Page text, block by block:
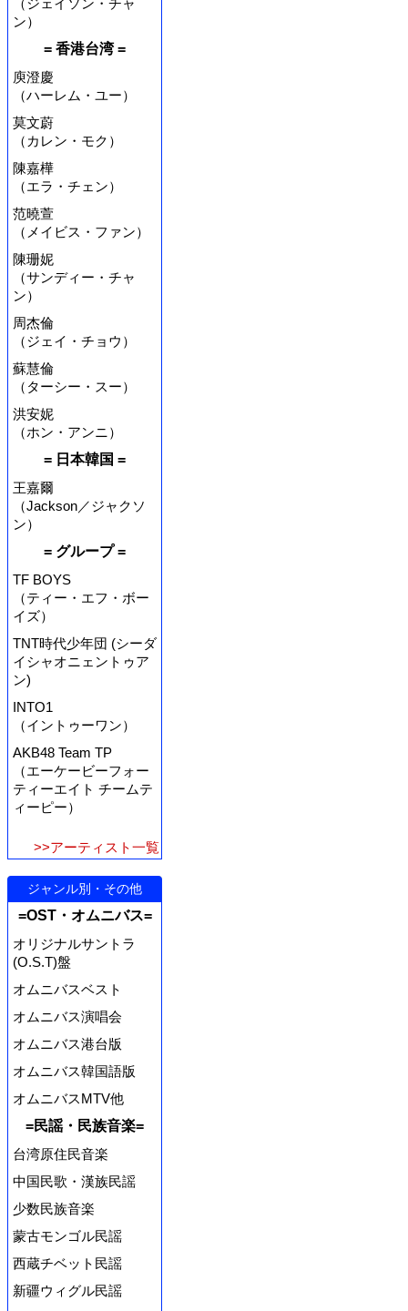
（ジェイソン・チャ
ン）
= 香港台湾 =
庾澄慶
（ハーレム・ユー）
莫文蔚
（カレン・モク）
陳嘉樺
（エラ・チェン）
范曉萱
（メイビス・ファン）
陳珊妮
（サンディー・チャ
ン）
周杰倫
（ジェイ・チョウ）
蘇慧倫
（ターシー・スー）
洪安妮
（ホン・アンニ）
= 日本韓国 =
王嘉爾
（Jackson／ジャクソ
ン）
= グループ =
TF BOYS
（ティー・エフ・ボー
イズ）
TNT時代少年団 (シーダ
イシャオニェントゥア
ン)
INTO1
（イントゥーワン）
AKB48 Team TP
（エーケービーフォー
ティーエイト チームテ
ィーピー）
>>アーティスト一覧
ジャンル別・その他
=OST・オムニバス=
オリジナルサントラ
(O.S.T)盤
オムニバスベスト
オムニバス演唱会
オムニバス港台版
オムニバス韓国語版
オムニバスMTV他
=民謡・民族音楽=
台湾原住民音楽
中国民歌・漢族民謡
少数民族音楽
蒙古モンゴル民謡
西蔵チベット民謡
新疆ウィグル民謡